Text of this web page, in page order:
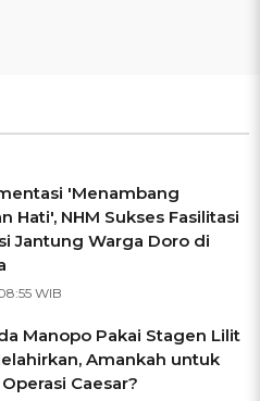
'Menambang
Hati', NHM Sukses Fasilitasi
Jantung Warga Doro di
WIB
Manopo Pakai Stagen Lilit
Amankah untuk
Caesar?